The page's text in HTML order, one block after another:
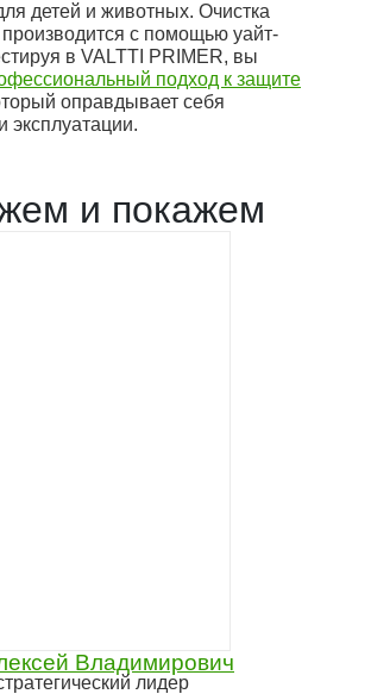
детей и животных. Очистка
с помощью уайт-
в VALTTI PRIMER, вы
подход к защите
оправдывает себя
эксплуатации.
и покажем
Владимирович
лидер